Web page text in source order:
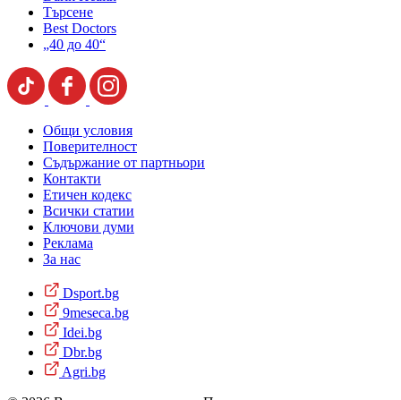
Търсене
Best Doctors
„40 до 40“
Общи условия
Поверителност
Съдържание от партньори
Контакти
Етичен кодекс
Всички статии
Ключови думи
Реклама
За нас
Dsport.bg
9meseca.bg
Idei.bg
Dbr.bg
Agri.bg